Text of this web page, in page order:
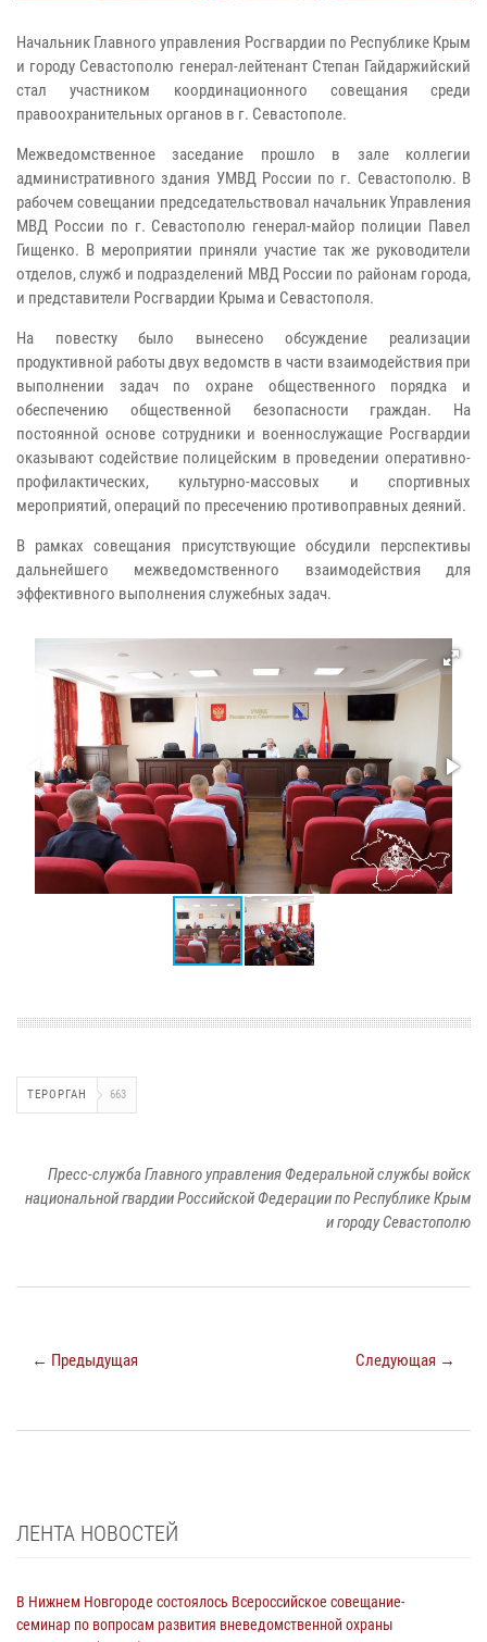
Начальник Главного управления Росгвардии по Республике Крым
и городу Севастополю генерал-лейтенант Степан Гайдаржийский
стал участником координационного совещания среди
правоохранительных органов в г. Севастополе.
Межведомственное заседание прошло в зале коллегии
административного здания УМВД России по г. Севастополю. В
рабочем совещании председательствовал начальник Управления
МВД России по г. Севастополю генерал-майор полиции Павел
Гищенко. В мероприятии приняли участие так же руководители
отделов, служб и подразделений МВД России по районам города,
и представители Росгвардии Крыма и Севастополя.
На повестку было вынесено обсуждение реализации
продуктивной работы двух ведомств в части взаимодействия при
выполнении задач по охране общественного порядка и
обеспечению общественной безопасности граждан. На
постоянной основе сотрудники и военнослужащие Росгвардии
оказывают содействие полицейским в проведении оперативно-
профилактических, культурно-массовых и спортивных
мероприятий, операций по пресечению противоправных деяний.
В рамках совещания присутствующие обсудили перспективы
дальнейшего межведомственного взаимодействия для
эффективного выполнения служебных задач.
ТЕРОРГАН 663
Пресс-служба Главного управления Федеральной службы войск
национальной гвардии Российской Федерации по Республике Крым
и городу Севастополю
← Предыдущая Следующая →
ЛЕНТА НОВОСТЕЙ
В Нижнем Новгороде состоялось Всероссийское совещание-
семинар по вопросам развития вневедомственной охраны